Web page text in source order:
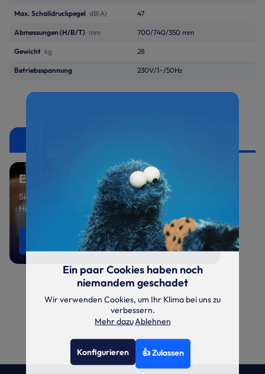
Max. Schalldruckpegel dB(A) 47
Abmessungen (H/B/T) mm 700/740/350 mm
Gewicht kg 28
Betriebsspannung 230V/1~/50Hz
Ersatzteil benötigt?
Sie suchen ein spezielles Ersatzteil oder benötigen
Hilfe bei der Auswahl? Sprechen Sie uns an.
Ersatzteile anfragen 0521 800 699-47
Ein paar Cookies haben noch
niemandem geschadet
Wir verwenden Cookies, um Ihr Klima bei uns zu
verbessern.
Mehr dazuAblehnen
Konfigurieren 👍 Zulassen